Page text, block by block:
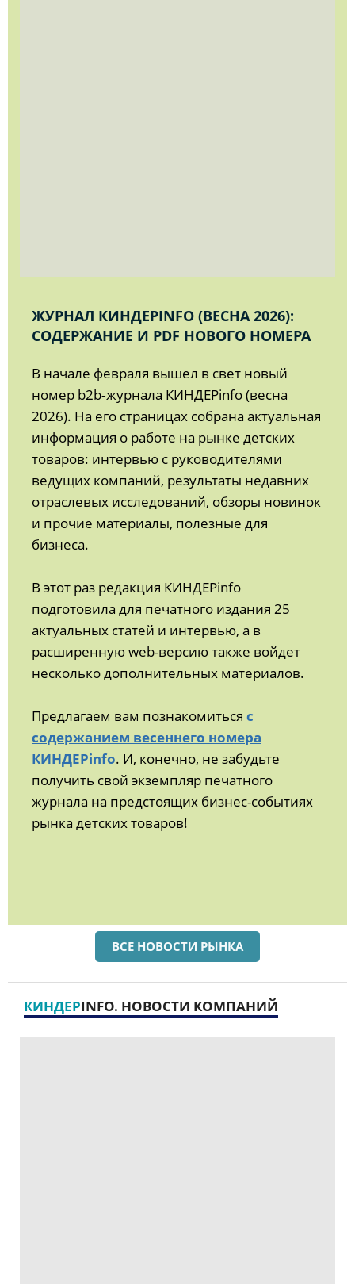
ЖУРНАЛ КИНДЕРINFO (ВЕСНА 2026):
СОДЕРЖАНИЕ И PDF НОВОГО НОМЕРА
В начале февраля вышел в свет новый
номер b2b‑журнала КИНДЕРinfo (весна
2026). На его страницах собрана актуальная
информация о работе на рынке детских
товаров: интервью с руководителями
ведущих компаний, результаты недавних
отраслевых исследований, обзоры новинок
и прочие материалы, полезные для
бизнеса.
В этот раз редакция КИНДЕРinfo
подготовила для печатного издания 25
актуальных статей и интервью, а в
расширенную web-версию также войдет
несколько дополнительных материалов.
Предлагаем вам познакомиться с
содержанием весеннего номера
КИНДЕРinfo. И, конечно, не забудьте
получить свой экземпляр печатного
журнала на предстоящих бизнес-событиях
рынка детских товаров!
ВСЕ НОВОСТИ РЫНКА
КИНДЕРINFO. НОВОСТИ КОМПАНИЙ